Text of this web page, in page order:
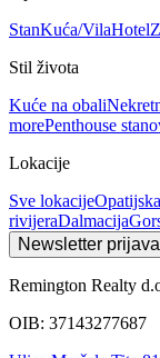
StanKuća/VilaHotel
Stil života
Kuće na obali
morePenthouse
Lokacije
Sve lokacije
rivijeraDalmacija
Newsletter prijava
Remington Realty
OIB: 37143277687